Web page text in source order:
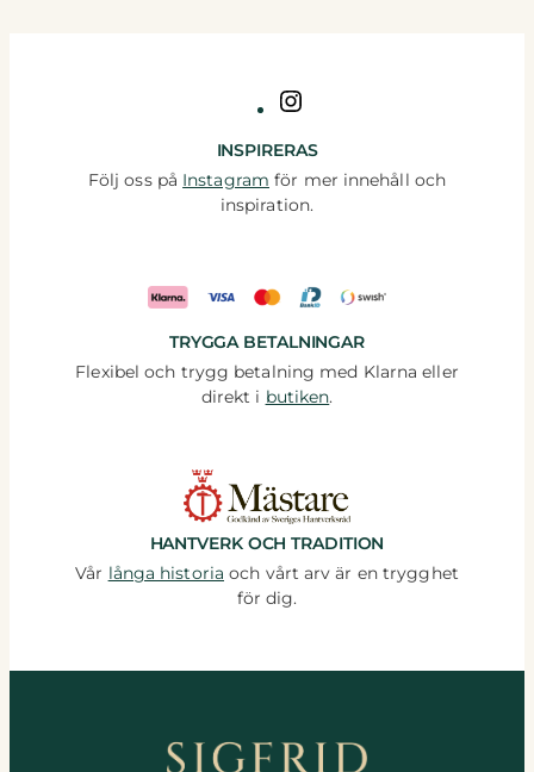
INSPIRERAS
Följ oss på Instagram för mer innehåll och
inspiration.
TRYGGA BETALNINGAR
Flexibel och trygg betalning med Klarna eller
direkt i butiken.
HANTVERK OCH TRADITION
Vår långa historia och vårt arv är en trygghet
för dig.